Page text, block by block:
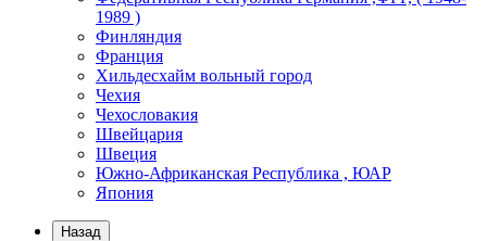
1989 )
Финляндия
Франция
Хильдесхайм вольный город
Чехия
Чехословакия
Швейцария
Швеция
Южно-Африканская Республика , ЮАР
Япония
Назад